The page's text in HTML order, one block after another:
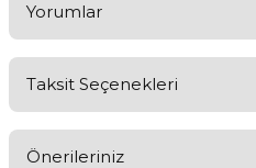
Yorumlar
Taksit Seçenekleri
Önerileriniz